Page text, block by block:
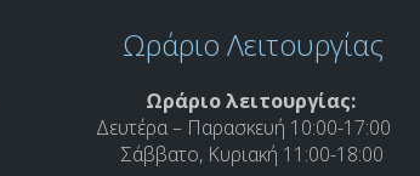
Ωράριο Λειτουργίας
Ωράριο λειτουργίας:
Δευτέρα – Παρασκευή 10:00-17:00
Σάββατο, Κυριακή 11:00-18:00